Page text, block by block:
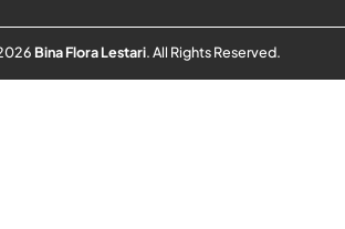
Bina Flora Lestari. All Rights Reserved.